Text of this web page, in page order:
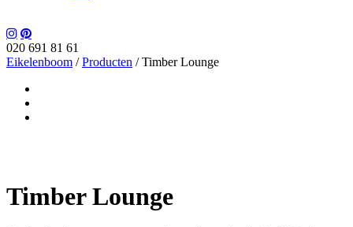
020 691 81 61
Eikelenboom /Producten /Timber Lounge
Timber Lounge